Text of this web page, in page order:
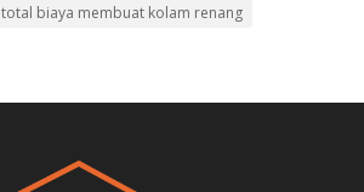
total biaya membuat kolam renang